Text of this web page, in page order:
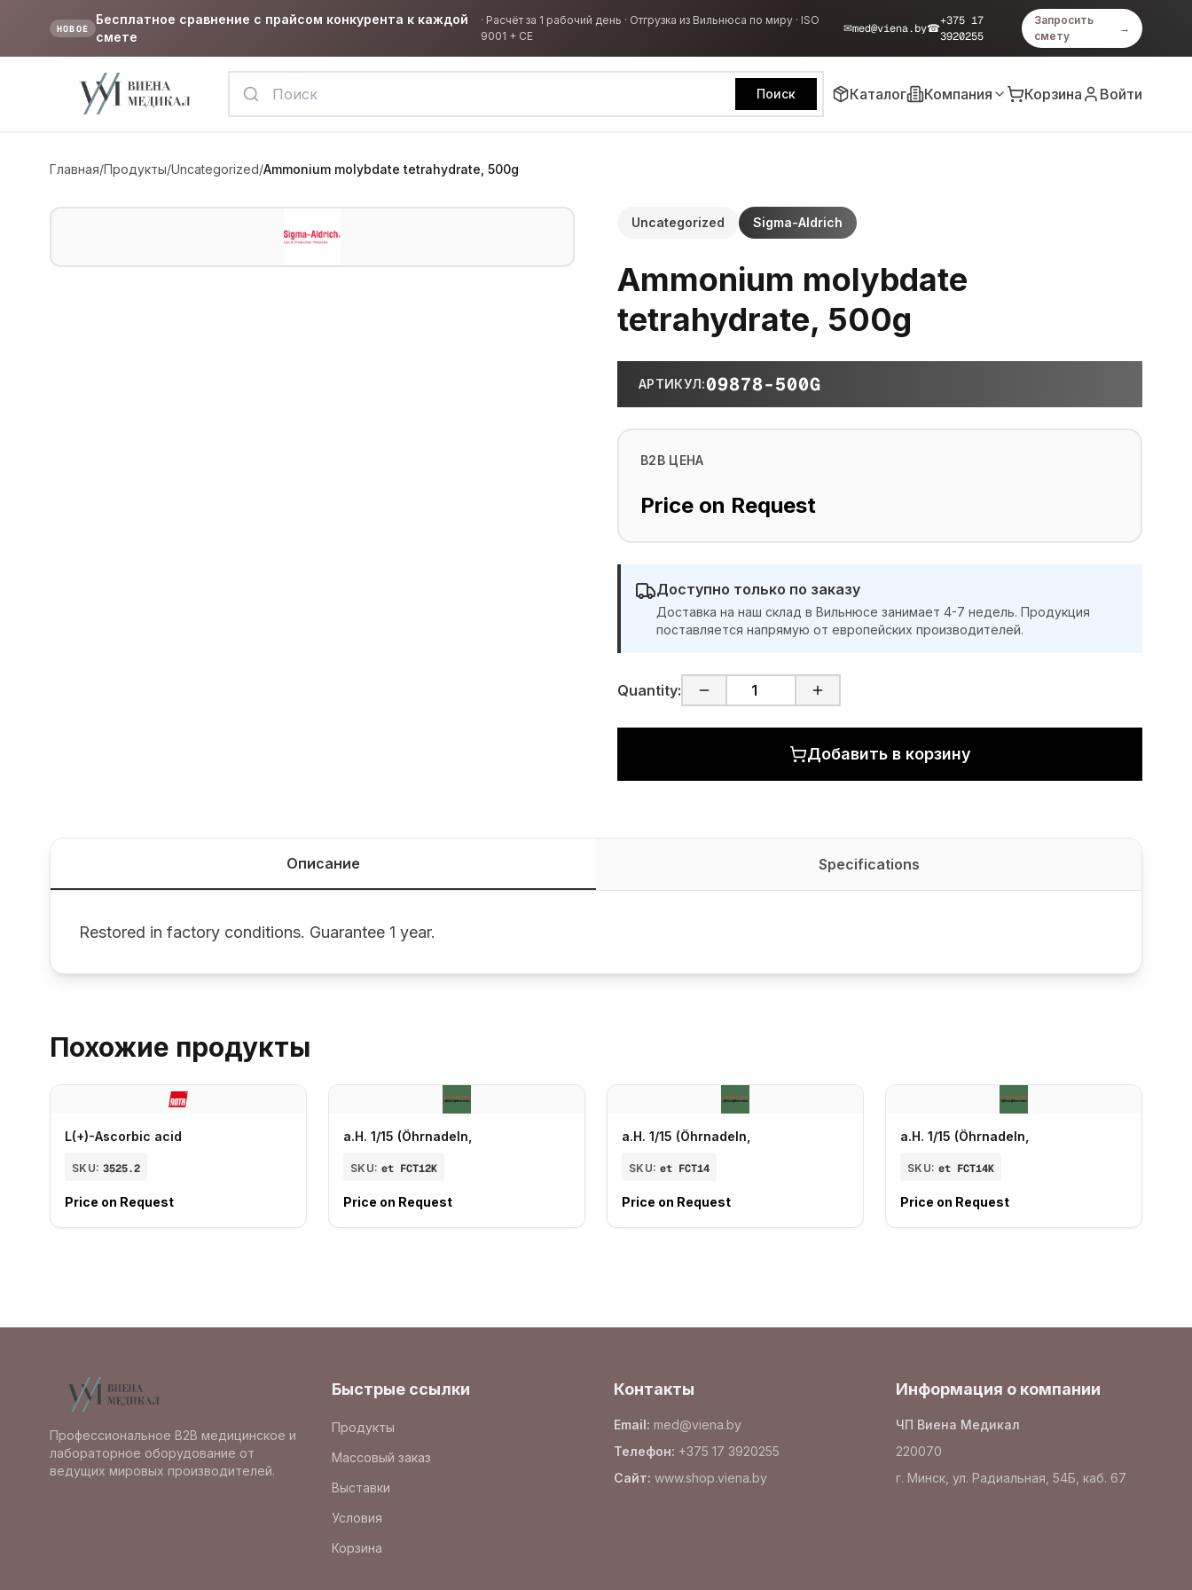
НОВОЕ
Бесплатное сравнение с прайсом конкурента к каждой
смете
· Расчёт за 1 рабочий день · Отгрузка из Вильнюса по миру · ISO
9001 + CE
✉med@viena.by☎
+375 17
3920255
Запросить
смету
→
Поиск Каталог Компания Корзина Войти
Главная/Продукты/Uncategorized/Ammonium molybdate tetrahydrate, 500g
Uncategorized Sigma-Aldrich
Ammonium molybdate
tetrahydrate, 500g
АРТИКУЛ:09878-500G
B2B ЦЕНА
Price on Request
Доступно только по заказу
Доставка на наш склад в Вильнюсе занимает 4-7 недель. Продукция
поставляется напрямую от европейских производителей.
Quantity:
Добавить в корзину
Описание Specifications
Restored in factory conditions. Guarantee 1 year.
Похожие продукты
L(+)-Ascorbic acid
SKU: 3525.2
Price on Request
a.H. 1/15 (Öhrnadeln,
SKU: et FCT12K
Price on Request
a.H. 1/15 (Öhrnadeln,
SKU: et FCT14
Price on Request
a.H. 1/15 (Öhrnadeln,
SKU: et FCT14K
Price on Request
Профессиональное B2B медицинское и
лабораторное оборудование от
ведущих мировых производителей.
Быстрые ссылки
Продукты
Массовый заказ
Выставки
Условия
Корзина
Контакты
Email: med@viena.by
Телефон: +375 17 3920255
Сайт: www.shop.viena.by
Информация о компании
ЧП Виена Медикал
220070
г. Минск, ул. Радиальная, 54Б, каб. 67